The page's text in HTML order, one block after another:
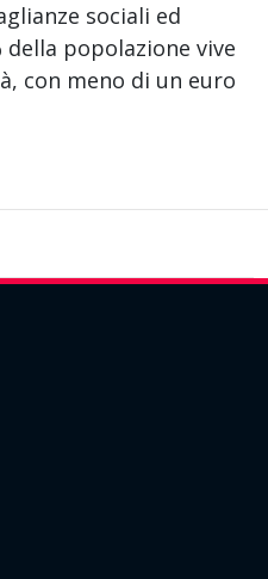
sociali ed
della popolazione vive
con meno di un euro